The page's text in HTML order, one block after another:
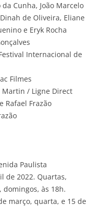
Cunha, João Marcelo
de Oliveira, Eliane
e Eryk Rocha
Internacional de
Filmes
Martin / Ligne Direct
Rafael Frazão
Paulista
de 2022. Quartas,
domingos, às 18h.
março, quarta, e 15 de